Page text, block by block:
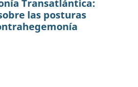
Transatlántica:
las posturas